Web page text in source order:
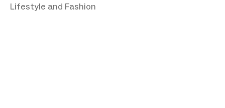
Lifestyle and Fashion